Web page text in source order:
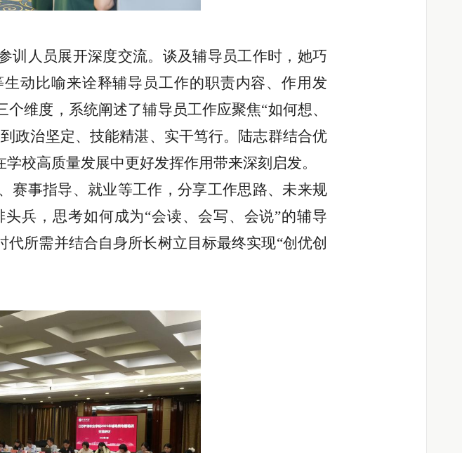
训人员展开深度交流。谈及辅导员工作时，她巧
动比喻来诠释辅导员工作的职责内容、作用发
维度，系统阐述了辅导员工作应聚焦“如何想、
政治坚定、技能精湛、实干笃行。陆志群结合优
校高质量发展中更好发挥作用带来深刻启发。
赛事指导、就业等工作，分享工作思路、未来规
兵，思考如何成为“会读、会写、会说”的辅导
所需并结合自身所长树立目标最终实现“创优创